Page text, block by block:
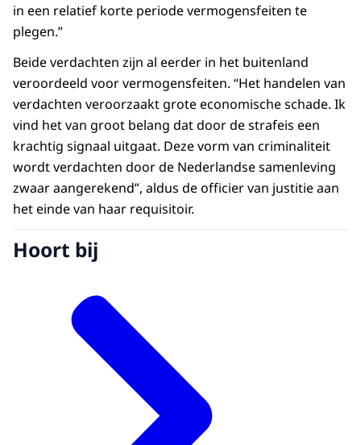
in een relatief korte periode vermogensfeiten te
plegen.”
Beide verdachten zijn al eerder in het buitenland
veroordeeld voor vermogensfeiten. “Het handelen van
verdachten veroorzaakt grote economische schade. Ik
vind het van groot belang dat door de strafeis een
krachtig signaal uitgaat. Deze vorm van criminaliteit
wordt verdachten door de Nederlandse samenleving
zwaar aangerekend”, aldus de officier van justitie aan
het einde van haar requisitoir.
Hoort bij